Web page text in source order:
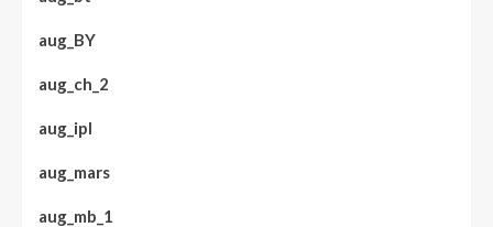
aug_BY
aug_ch_2
aug_ipl
aug_mars
aug_mb_1